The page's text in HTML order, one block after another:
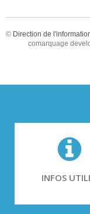
© Direction de
comarquage
INFOS